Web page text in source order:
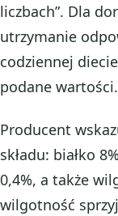
liczbach”. Dla
utrzymanie
codziennej
podane wartości.
Producent
składu: białko
0,4%, a także
wilgotność